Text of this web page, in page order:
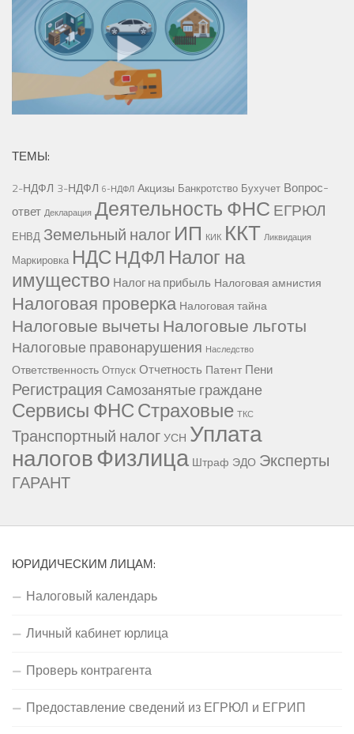
ТЕМЫ:
2-НДФЛ 3-НДФЛ 6-НДФЛ Акцизы Банкротство Бухучет Вопрос-
ответ Декларация Деятельность ФНС ЕГРЮЛ
ЕНВД Земельный налог ИП КИК ККТ Ликвидация
Маркировка НДС НДФЛ Налог на
имущество Налог на прибыль Налоговая амнистия
Налоговая проверка Налоговая тайна
Налоговые вычетыНалоговые льготы
Налоговые правонарушения Наследство
Ответственность Отпуск Отчетность Патент Пени
Регистрация Самозанятые граждане
Сервисы ФНССтраховые ТКС
Транспортный налогУСН Уплата
налоговФизлица Штраф ЭДО Эксперты
ГАРАНТ
ЮРИДИЧЕСКИМ ЛИЦАМ:
Налоговый календарь
Личный кабинет юрлица
Проверь контрагента
Предоставление сведений из ЕГРЮЛ и ЕГРИП